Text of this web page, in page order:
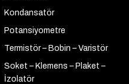
Kondansatör
Potansiyometre
Termistör – Bobin – Varistör
Soket – Klemens – Plaket –
İzolatör